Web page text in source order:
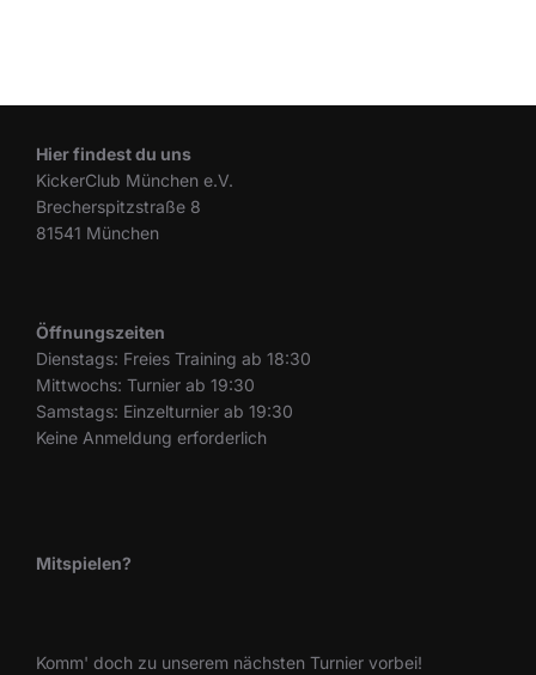
Hier findest du uns
KickerClub München e.V.
Brecherspitzstraße 8
81541 München
Öffnungszeiten
Dienstags: Freies Training ab 18:30
Mittwochs: Turnier ab 19:30
Samstags: Einzelturnier ab 19:30
Keine Anmeldung erforderlich
Mitspielen?
Komm' doch zu unserem nächsten Turnier vorbei!